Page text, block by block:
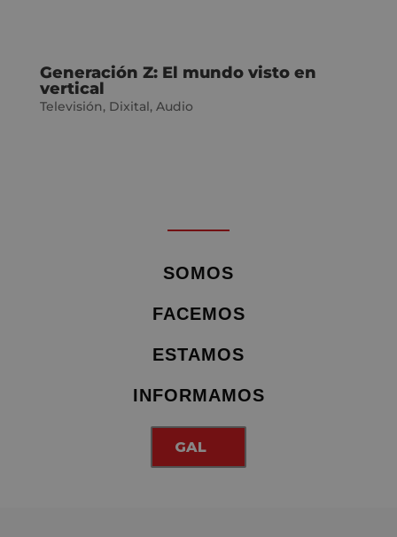
Generación Z: El mundo visto en
vertical
Televisión, Dixital, Audio
SOMOS
FACEMOS
ESTAMOS
INFORMAMOS
GAL